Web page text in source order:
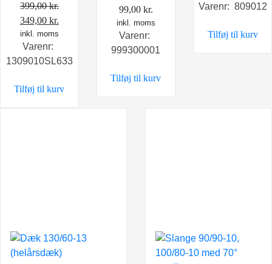
399,00kr.
Den
oprindelige
pris
var:
349,00 kr.
aktuelle
er:
inkl. moms
Varenr:
1309010SL633
Tilføj til kurv
99,00 kr.
inkl. moms
Varenr:
999300001
Tilføj til kurv
Varenr: 809012
Tilføj til kurv